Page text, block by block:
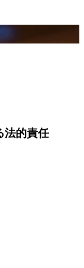
法的責任